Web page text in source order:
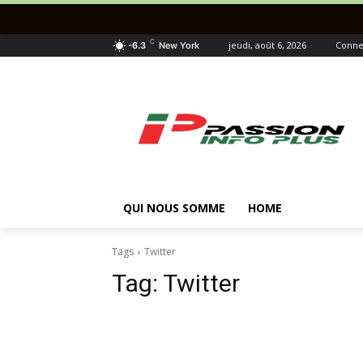
-6.3 C New York jeudi, août 6, 2026
QUI NOUS SOMME HOME
Tags Twitter
Tag: Twitter